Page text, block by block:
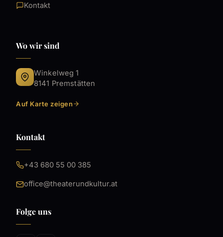
Kontakt
Wo wir sind
Winkelweg 1
8141 Premstätten
Auf Karte zeigen
Kontakt
+43 680 55 00 385
office@theaterundkultur.at
Folge uns